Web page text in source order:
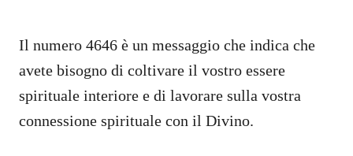
Il numero 4646 è un messaggio che indica che
avete bisogno di coltivare il vostro essere
spirituale interiore e di lavorare sulla vostra
connessione spirituale con il Divino.